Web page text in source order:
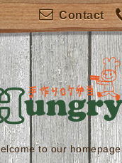
Contact
to our homepage